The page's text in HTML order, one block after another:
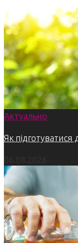
Актуально
Як